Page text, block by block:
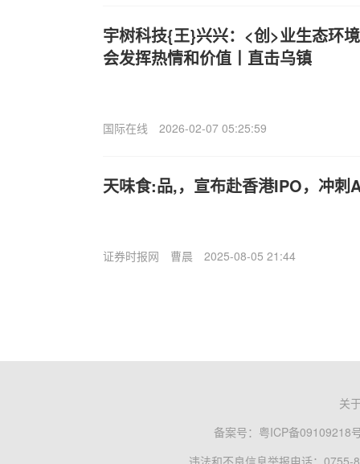
宇树科技{王}兴兴：<创>业生态环
会发挥热情和价值丨直击乌镇
国际在线 2026-02-07 05:25:59
天味食:品,，宣布赴香港IPO，冲刺
证券时报网 曹晨 2025-08-05 21:44
关
备案号： 粤ICP备09109218
违法和不良信息举报电话：0755-